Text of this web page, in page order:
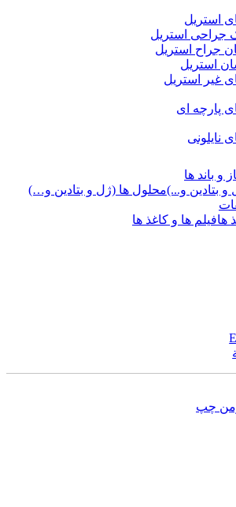
استریل
استریل
استریل
ای
ها
محلول ها (ژل و بتادین و…)
فیلم ها و کاغذ ها